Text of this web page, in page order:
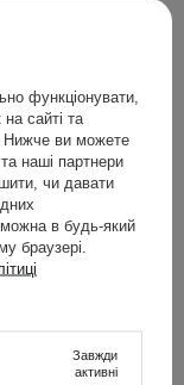
- 360º Shot
Eye Cream -
крем для
функціонувати,
сайті та
Нижче ви можете
наші партнери
чи давати
в будь-який
браузері.
Завжди
активні